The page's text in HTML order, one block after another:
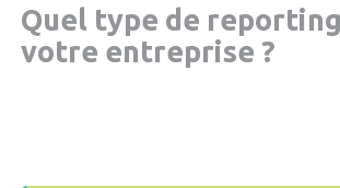
Quel type de
votre entreprise ?